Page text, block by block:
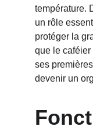
température.
un rôle
protéger la
que le
ses
devenir un